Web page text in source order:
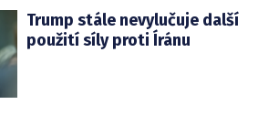
Trump stále nevylučuje další
použití síly proti Íránu